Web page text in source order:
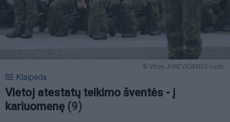
© Vitos JUREVIČIENĖS nuotr.
Klaipėda
Vietoj atestatų teikimo šventės - į
kariuomenę (9)